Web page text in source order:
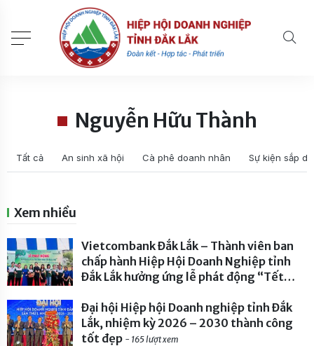
Nguyễn Hữu Thành
Tất cả An sinh xã hội Cà phê doanh nhân Sự kiện sắp
Xem nhiều
Vietcombank Đắk Lắk – Thành viên ban
chấp hành Hiệp Hội Doanh Nghiệp tỉnh
Đắk Lắk hưởng ứng lễ phát động “Tết
2026- 233 lượt xem
Đại hội Hiệp hội Doanh nghiệp tỉnh Đắk
Lắk, nhiệm kỳ 2026 – 2030 thành công
tốt đẹp - 165 lượt xem